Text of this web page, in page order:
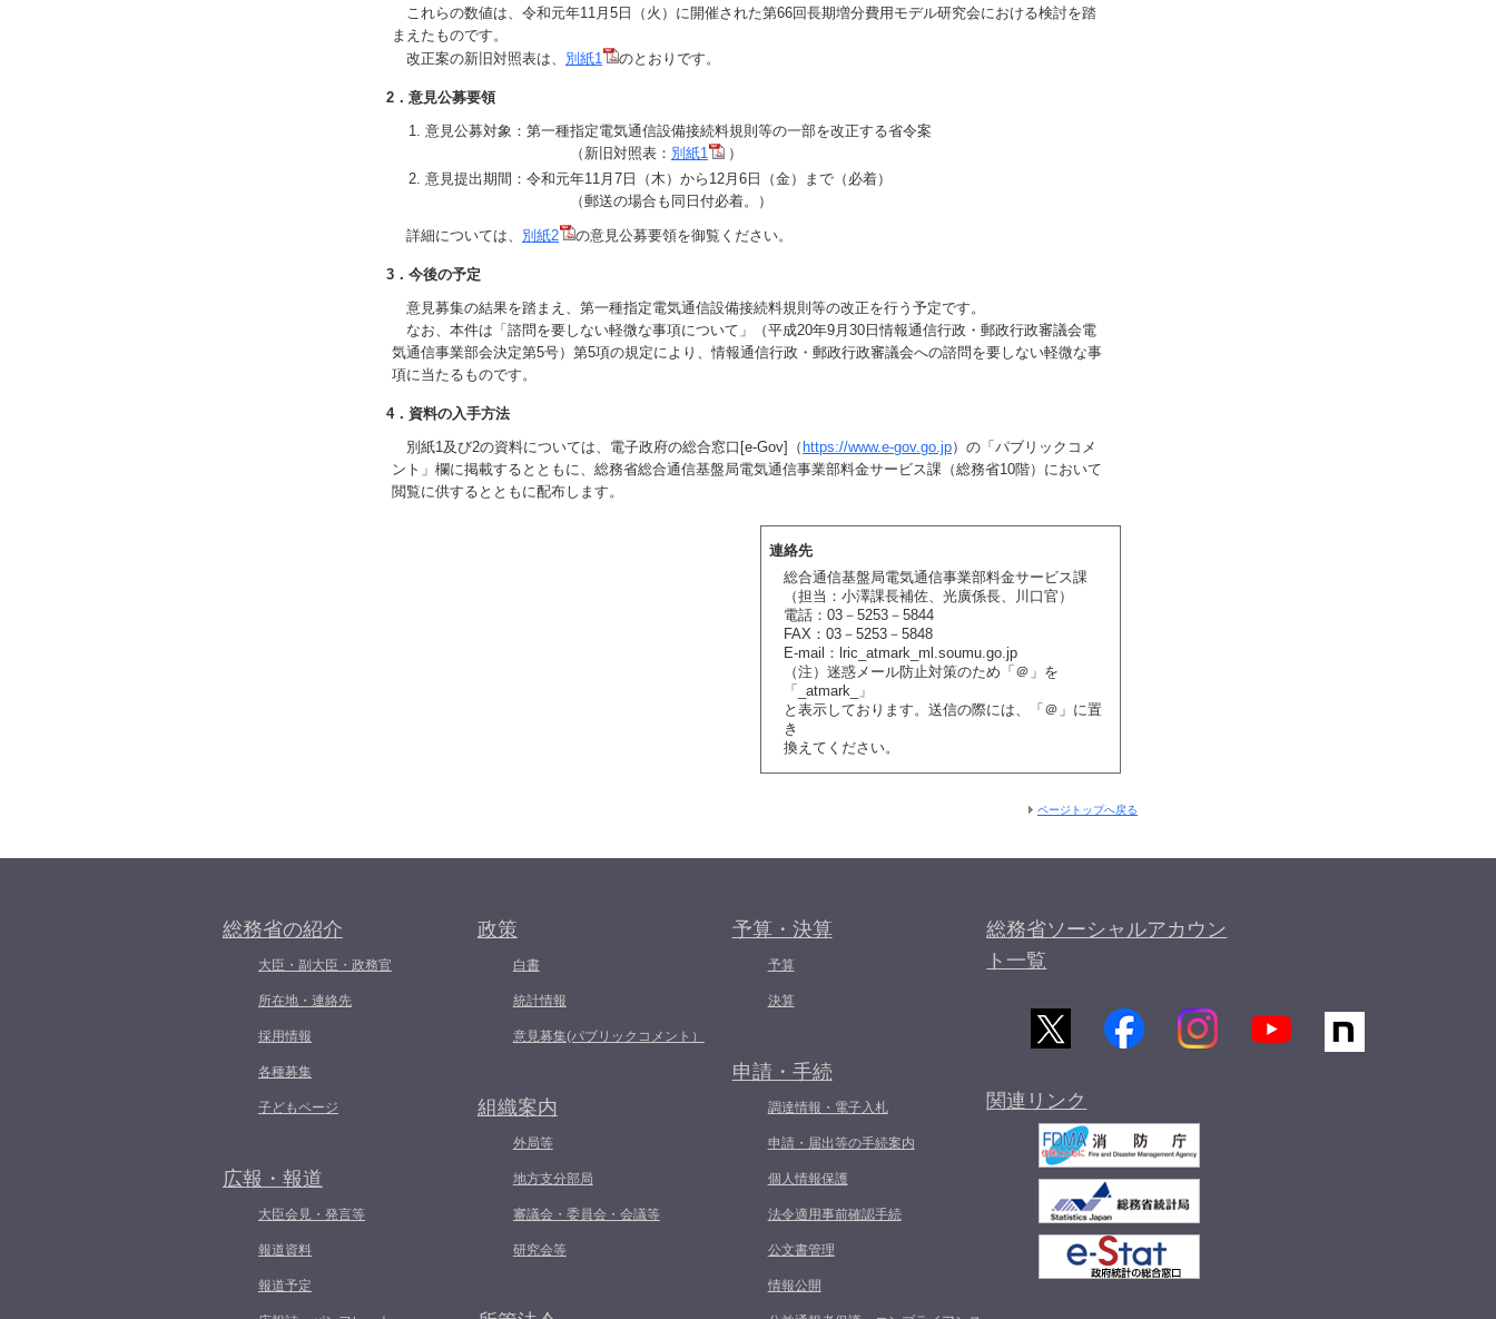
これらの数値は、令和元年11月5日（火）に開催された第66回長期増分費用モデル研究会における検討を踏
まえたものです。
改正案の新旧対照表は、 別紙1 のとおりです。
2．意見公募要領
意見公募対象：第一種指定電気通信設備接続料規則等の一部を改正する省令案
（新旧対照表： 別紙1
）
意見提出期間：令和元年11月7日（木）から12月6日（金）まで（必着）
（郵送の場合も同日付必着。）
詳細については、 別紙2 の意見公募要領を御覧ください。
3．今後の予定
意見募集の結果を踏まえ、第一種指定電気通信設備接続料規則等の改正を行う予定です。
なお、本件は「諮問を要しない軽微な事項について」（平成20年9月30日情報通信行政・郵政行政審議会電
気通信事業部会決定第5号）第5項の規定により、情報通信行政・郵政行政審議会への諮問を要しない軽微な事
項に当たるものです。
4．資料の入手方法
別紙1及び2の資料については、電子政府の総合窓口[e-Gov]（ https://www.e-gov.go.jp）の「パブリックコメ
ント」欄に掲載するとともに、総務省総合通信基盤局電気通信事業部料金サービス課（総務省10階）において
閲覧に供するとともに配布します。
連絡先
総合通信基盤局電気通信事業部料金サービス課
（担当：小澤課長補佐、光廣係長、川口官）
電話：03－5253－5844
FAX：03－5253－5848
E-mail：lric_atmark_ml.soumu.go.jp
（注）迷惑メール防止対策のため「＠」を
「_atmark_」
と表示しております。送信の際には、「＠」に置
き
換えてください。
ページトップへ戻る
総務省の紹介
大臣・副大臣・政務官
所在地・連絡先
採用情報
各種募集
子どもページ
広報・報道
大臣会見・発言等
報道資料
報道予定
政策
白書
統計情報
意見募集(パブリックコメント）
組織案内
外局等
地方支分部局
審議会・委員会・会議等
研究会等
予算・決算
予算
決算
申請・手続
調達情報・電子入札
申請・届出等の手続案内
個人情報保護
法令適用事前確認手続
公文書管理
情報公開
総務省ソーシャルアカウン
ト一覧
関連リンク